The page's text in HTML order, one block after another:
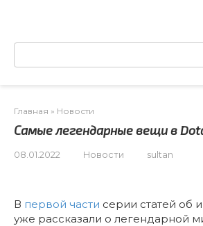
Поиск:
Главная » Новости
Самые легендарные вещи в
08.01.2022 Новости sultan
В первой части серии статей об
уже рассказали о легендарной